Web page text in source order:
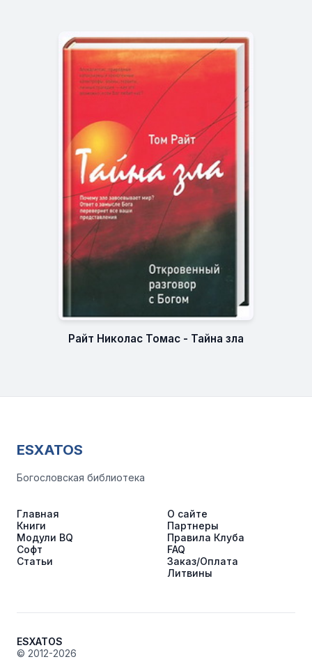
Райт Николас Томас - Тайна зла
ESXATOS
Богословская библиотека
Главная
Книги
Модули BQ
Софт
Статьи
О сайте
Партнеры
Правила Клуба
FAQ
Заказ/Оплата
Литвины
ESXATOS
© 2012-2026